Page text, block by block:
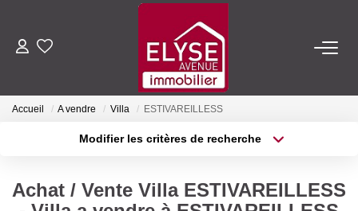
ACHETER
Accueil A vendre Villa ESTIVAREILLESS
Modifier les critères de recherche
Sélectionnez...
Type de bien
Surface min
Achat / Vente Villa ESTIVAREILLESS